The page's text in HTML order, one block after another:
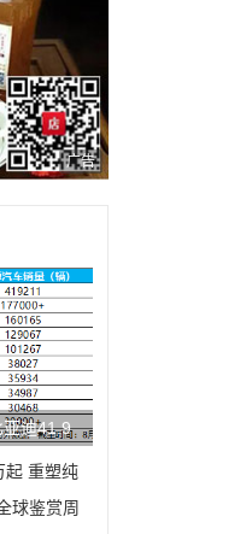
广告
迪41.9
起 重塑纯
球鉴赏周